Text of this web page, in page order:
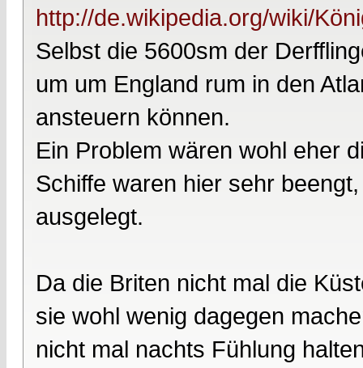
http://de.wikipedia.org/wiki/
Selbst die 5600sm der
um um England rum in den
ansteuern können.
Ein Problem wären wohl eher
Schiffe waren hier sehr
ausgelegt.
Da die Briten nicht mal die
sie wohl wenig dagegen
nicht mal nachts Fühlung